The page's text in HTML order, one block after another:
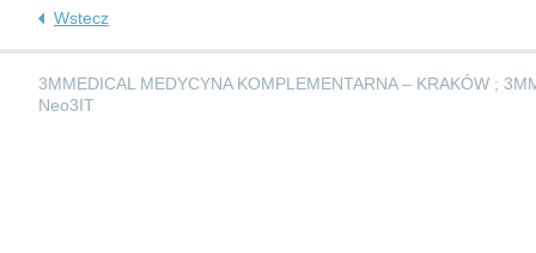
Wstecz
3MMEDICAL MEDYCYNA KOMPLEMENTARNA – KRAKÓW ;
Neo3IT